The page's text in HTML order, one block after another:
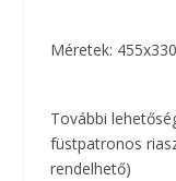
Méretek:
További
füstpatronos
rendelhető)